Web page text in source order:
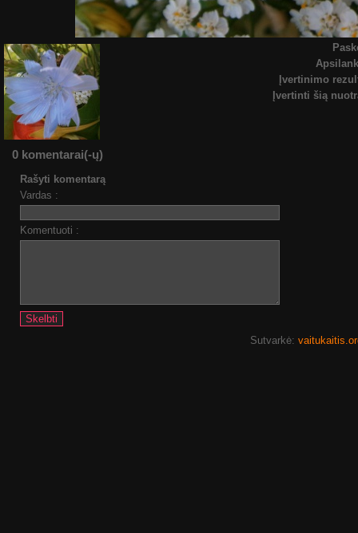
Įvertinimo
Įvertinti šią
0 komentarai(-ų)
Rašyti komentarą
Vardas :
Komentuoti :
Sutvarkė: